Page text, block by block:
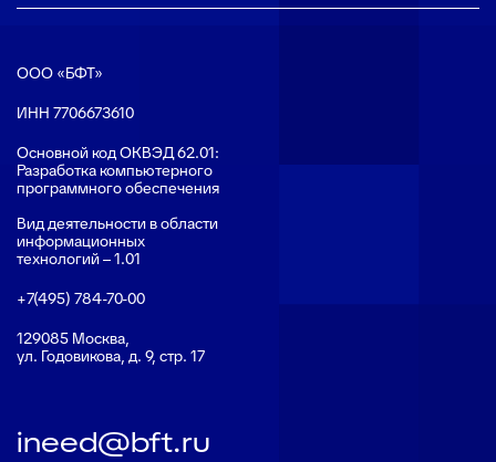
ООО «БФТ»
ИНН 7706673610
Основной код ОКВЭД 62.01:
Разработка компьютерного
программного обеспечения
Вид деятельности в области
информационных
технологий – 1.01
+7(495) 784-70-00
129085 Москва,
ул. Годовикова, д. 9, стр. 17
ineed@bft.ru